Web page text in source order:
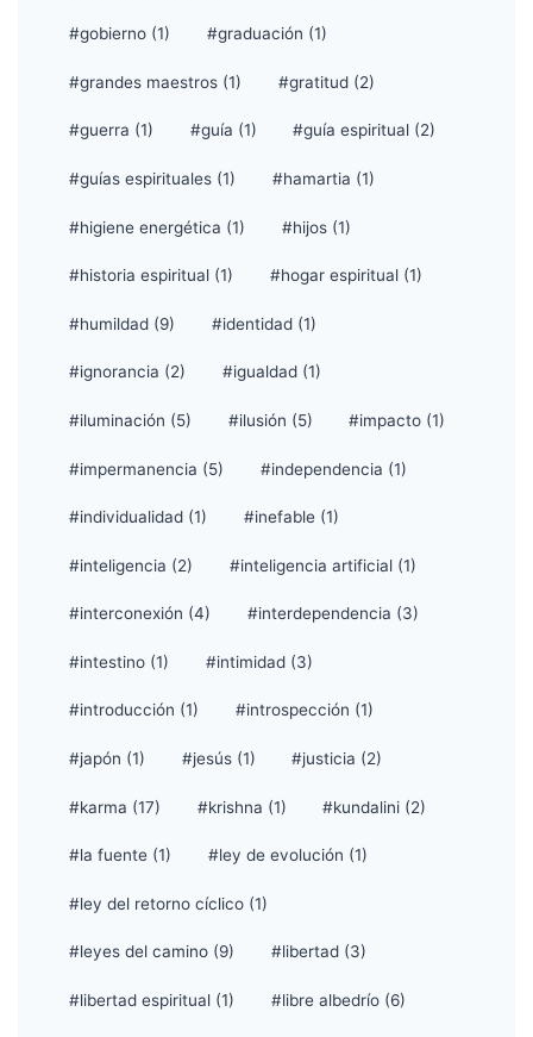
#gobierno (1) #graduación (1)
#grandes maestros (1) #gratitud (2)
#guerra (1) #guía (1) #guía espiritual (2)
#guías espirituales (1) #hamartia (1)
#higiene energética (1) #hijos (1)
#historia espiritual (1) #hogar espiritual (1)
#humildad (9) #identidad (1)
#ignorancia (2) #igualdad (1)
#iluminación (5) #ilusión (5) #impacto (1)
#impermanencia (5) #independencia (1)
#individualidad (1) #inefable (1)
#inteligencia (2) #inteligencia artificial (1)
#interconexión (4) #interdependencia (3)
#intestino (1) #intimidad (3)
#introducción (1) #introspección (1)
#japón (1) #jesús (1) #justicia (2)
#karma (17) #krishna (1) #kundalini (2)
#la fuente (1) #ley de evolución (1)
#ley del retorno cíclico (1)
#leyes del camino (9) #libertad (3)
#libertad espiritual (1) #libre albedrío (6)